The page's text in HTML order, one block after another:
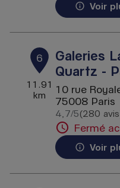
Voir
6
11.91
km
Galeries
Quartz -
10 rue
75008 Paris
4,7/5 Note de 4.7
(280
Fermé
Voir